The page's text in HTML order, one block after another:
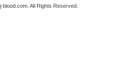
blood.com. All Rights Reserved.